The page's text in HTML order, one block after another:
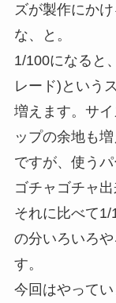
ズが製作にか
な、と。
1/100になると
レード)という
増えます。サ
ップの余地も
ですが、使う
ゴチャゴチャ
それに比べて
の分いろいろ
す。
今回はやって